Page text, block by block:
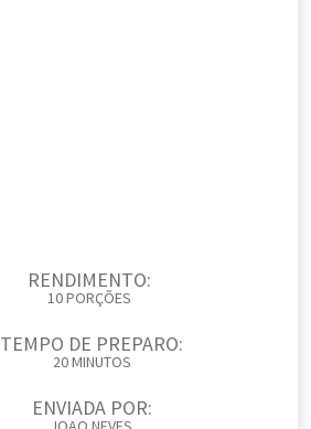
RENDIMENTO:
10 PORÇÕES
TEMPO DE PREPARO:
20 MINUTOS
ENVIADA POR: